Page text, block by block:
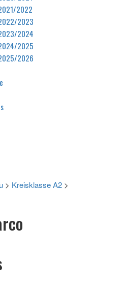
2022
2023
2024
2025
2026
> Kreisklasse A2 >